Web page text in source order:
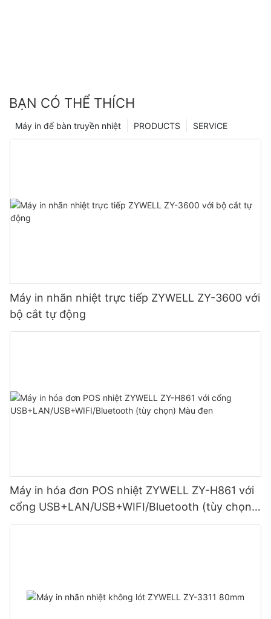
BẠN CÓ THỂ THÍCH
SERVICE
PRODUCTS
Máy in để bàn truyền nhiệt
Máy in nhãn nhiệt trực tiếp ZYWELL ZY-3600 với
bộ cắt tự động
Máy in hóa đơn POS nhiệt ZYWELL ZY-H861 với
cổng USB+LAN/USB+WIFI/Bluetooth (tùy chọn)
Màu đen